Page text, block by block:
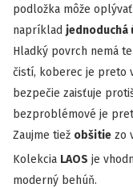
podložka môže
napríklad jednoduchá
Hladký povrch nemá
čistí, koberec je preto
bezpečie zaisťuje
bezproblémové je
Zaujme tiež obšitie zo
Kolekcia LAOS je
moderný behúň.